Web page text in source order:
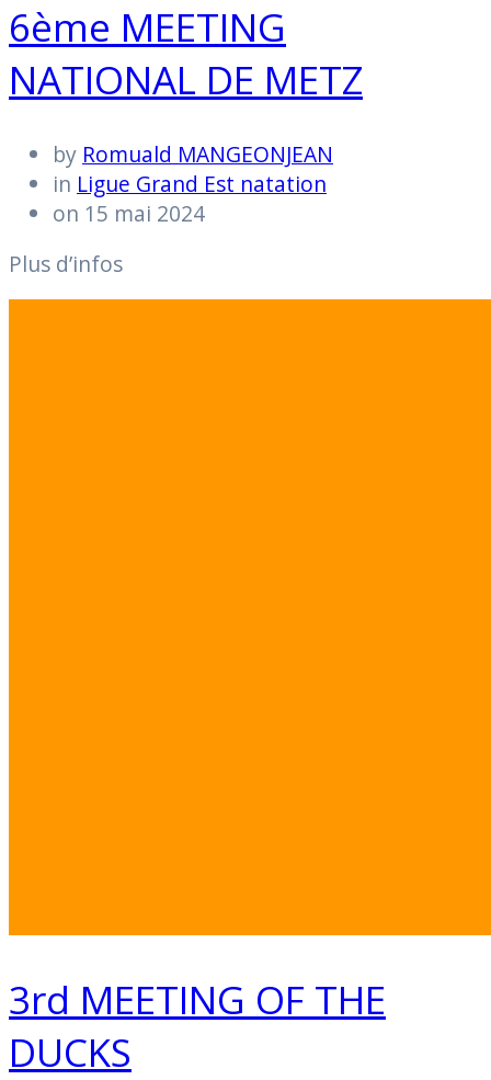
6ème MEETING
NATIONAL DE METZ
by Romuald MANGEONJEAN
in Ligue Grand Est natation
on 15 mai 2024
Plus d’infos
3rd MEETING OF THE
DUCKS